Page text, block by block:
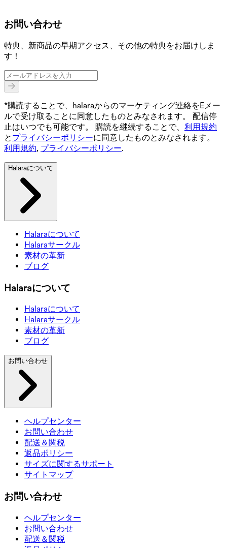
お問い合わせ
特典、新商品の早期アクセス、その他の特典をお届けしま
す！
*購読することで、halaraからのマーケティング連絡をEメー
ルで受け取ることに同意したものとみなされます。 配信停
止はいつでも可能です。 購読を継続することで、 利用規約
と プライバシーポリシーに同意したものとみなされます。
利用規約, プライバシーポリシー.
Halaraについて
Halaraについて
Halaraサークル
素材の革新
ブログ
Halaraについて
Halaraについて
Halaraサークル
素材の革新
ブログ
お問い合わせ
ヘルプセンター
お問い合わせ
配送＆関税
返品ポリシー
サイズに関するサポート
サイトマップ
お問い合わせ
ヘルプセンター
お問い合わせ
配送＆関税